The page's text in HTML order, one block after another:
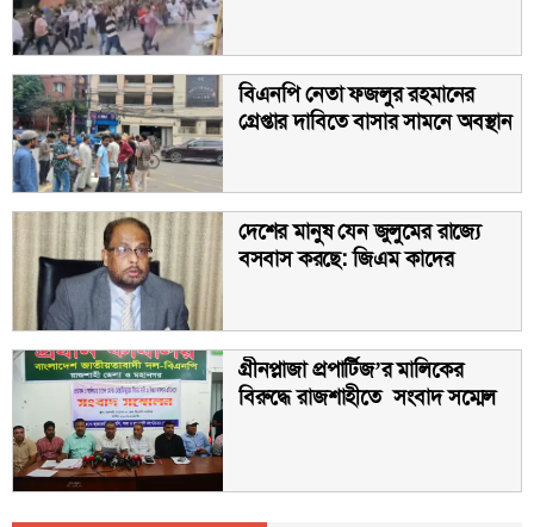
বিএনপি নেতা ফজলুর রহমানের
গ্রেপ্তার দাবিতে বাসার সামনে অবস্থান
দেশের মানুষ যেন জুলুমের রাজ্যে
বসবাস করছে: জিএম কাদের
গ্রীনপ্লাজা প্রপার্টিজ’র মালিকের
বিরুদ্ধে রাজশাহীতে সংবাদ সম্মেল